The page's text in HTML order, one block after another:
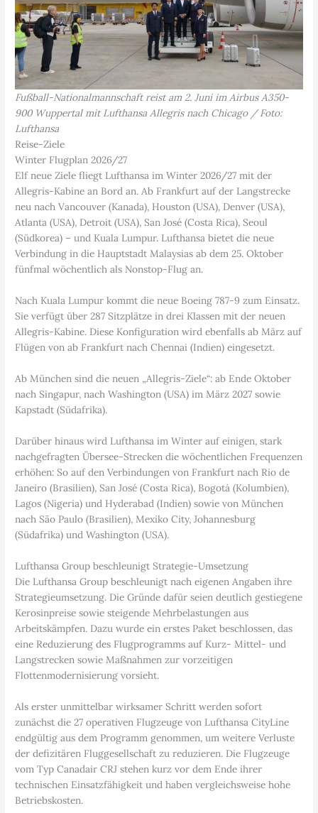
Fußball-Nationalmannschaft reist am 2. Juni im Airbus A350-
900 Wuppertal mit Lufthansa Allegris nach Chicago / Foto:
Lufthansa
Reise-Ziele
Winter Flugplan 2026/27
Elf neue Ziele fliegt Lufthansa im Winter 2026/27 mit der
Allegris-Kabine an Bord an. Ab Frankfurt auf der Langstrecke
neu nach Vancouver (Kanada), Houston (USA), Denver (USA),
Atlanta (USA), Detroit (USA), San José (Costa Rica), Seoul
(Südkorea) – und Kuala Lumpur. Lufthansa bietet die neue
Verbindung in die Hauptstadt Malaysias ab dem 25. Oktober
fünfmal wöchentlich als Nonstop-Flug an.
Nach Kuala Lumpur kommt die neue Boeing 787-9 zum Einsatz.
Sie verfügt über 287 Sitzplätze in drei Klassen mit der neuen
Allegris-Kabine. Diese Konfiguration wird ebenfalls ab März auf
Flügen von ab Frankfurt nach Chennai (Indien) eingesetzt.
Ab München sind die neuen „Allegris-Ziele“: ab Ende Oktober
nach Singapur, nach Washington (USA) im März 2027 sowie
Kapstadt (Südafrika).
Darüber hinaus wird Lufthansa im Winter auf einigen, stark
nachgefragten Übersee-Strecken die wöchentlichen Frequenzen
erhöhen: So auf den Verbindungen von Frankfurt nach Rio de
Janeiro (Brasilien), San José (Costa Rica), Bogotá (Kolumbien),
Lagos (Nigeria) und Hyderabad (Indien) sowie von München
nach São Paulo (Brasilien), Mexiko City, Johannesburg
(Südafrika) und Washington (USA).
Lufthansa Group beschleunigt Strategie-Umsetzung
Die Lufthansa Group beschleunigt nach eigenen Angaben ihre
Strategieumsetzung. Die Gründe dafür seien deutlich gestiegene
Kerosinpreise sowie steigende Mehrbelastungen aus
Arbeitskämpfen. Dazu wurde ein erstes Paket beschlossen, das
eine Reduzierung des Flugprogramms auf Kurz- Mittel- und
Langstrecken sowie Maßnahmen zur vorzeitigen
Flottenmodernisierung vorsieht.
Als erster unmittelbar wirksamer Schritt werden sofort
zunächst die 27 operativen Flugzeuge von Lufthansa CityLine
endgültig aus dem Programm genommen, um weitere Verluste
der defizitären Fluggesellschaft zu reduzieren. Die Flugzeuge
vom Typ Canadair CRJ stehen kurz vor dem Ende ihrer
technischen Einsatzfähigkeit und haben vergleichsweise hohe
Betriebskosten.